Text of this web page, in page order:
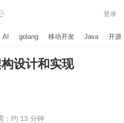
登录
AI golang 移动开发 Java 开源
设计和实现
：约 13 分钟